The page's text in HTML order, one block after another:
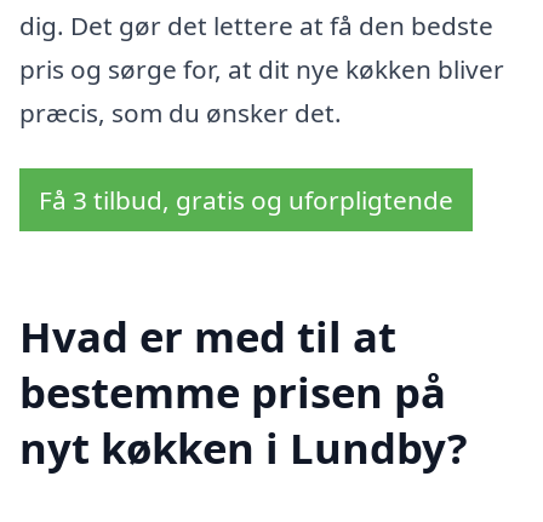
dig. Det gør det lettere at få den bedste
pris og sørge for, at dit nye køkken bliver
præcis, som du ønsker det.
Få 3 tilbud, gratis og uforpligtende
Hvad er med til at
bestemme prisen på
nyt køkken i Lundby?